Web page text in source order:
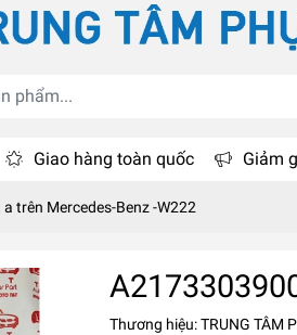
Giao hàng toàn quốc Giảm
trên Mercedes-Benz -W222
Thương hiệu:TRUNG TÂM